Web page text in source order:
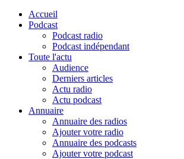
Accueil
Podcast
Podcast radio
Podcast indépendant
Toute l'actu
Audience
Derniers articles
Actu radio
Actu podcast
Annuaire
Annuaire des radios
Ajouter votre radio
Annuaire des podcasts
Ajouter votre podcast